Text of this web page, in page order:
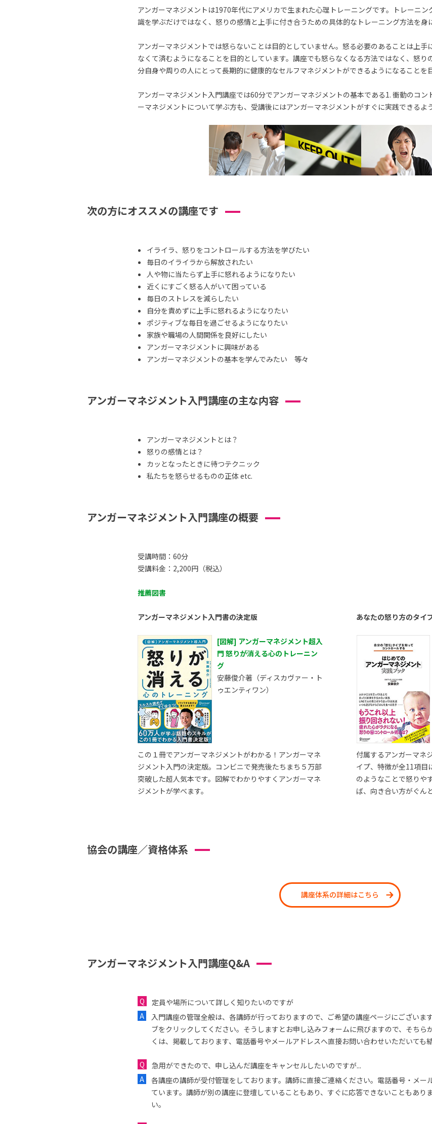
アンガーマネジメントは1970年代にアメリカで生まれた心理トレーニングです。トレーニ
識を学ぶだけではなく、怒りの感情と上手に付き合うための具体的なトレーニング方法を身
アンガーマネジメントでは怒らないことは目的としていません。怒る必要のあることは上手
なくて済むようになることを目的としています。講座でも怒らなくなる方法ではなく、怒り
分自身や周りの人にとって長期的に健康的なセルフマネジメントができるようになることを
アンガーマネジメント入門講座では60分でアンガーマネジメントの基本である1. 衝動のコ
ーマネジメントについて学ぶ方も、受講後にはアンガーマネジメントがすぐに実践できるよ
次の方にオススメの講座です
イライラ、怒りをコントロールする方法を学びたい
毎日のイライラから解放されたい
人や物に当たらず上手に怒れるようになりたい
近くにすごく怒る人がいて困っている
毎日のストレスを減らしたい
自分を責めずに上手に怒れるようになりたい
ポジティブな毎日を過ごせるようになりたい
家族や職場の人間関係を良好にしたい
アンガーマネジメントに興味がある
アンガーマネジメントの基本を学んでみたい 等々
アンガーマネジメント入門講座の主な内容
アンガーマネジメントとは？
怒りの感情とは？
カッとなったときに待つテクニック
私たちを怒らせるものの正体 etc.
アンガーマネジメント入門講座の概要
受講時間：60分
受講料金：2,200円（税込）
推薦図書
アンガーマネジメント入門書の決定版
[図解] アンガーマネジメント超入
門 怒りが消える心のトレーニン
グ
安藤俊介著（ディスカヴァー・ト
ゥエンティワン）
この１冊でアンガーマネジメントがわかる！アンガーマネ
ジメント入門の決定版。コンビニで発売後たちまち５万部
突破した超人気本です。図解でわかりやすくアンガーマネ
ジメントが学べます。
あなたの怒り方のタイ
付属するアンガーマネ
イプ、特徴が全11項目
のようなことで怒りや
ば、向き合い方がぐん
協会の講座／資格体系
講座体系の詳細はこちら
アンガーマネジメント入門講座Q&A
定員や場所について詳しく知りたいのですが
入門講座の管理全般は、各講師が行っておりますので、ご希望の講座ページにございま
ブをクリックしてください。そうしますとお申し込みフォームに飛びますので、そちら
くは、掲載しております、電話番号やメールアドレスへ直接お問い合わせいただいても
急用ができたので、申し込んだ講座をキャンセルしたいのですが...
各講座の講師が受付管理をしております。講師に直接ご連絡ください。電話番号・メー
ています。講師が別の講座に登壇していることもあり、すぐに応答できないこともあり
い。